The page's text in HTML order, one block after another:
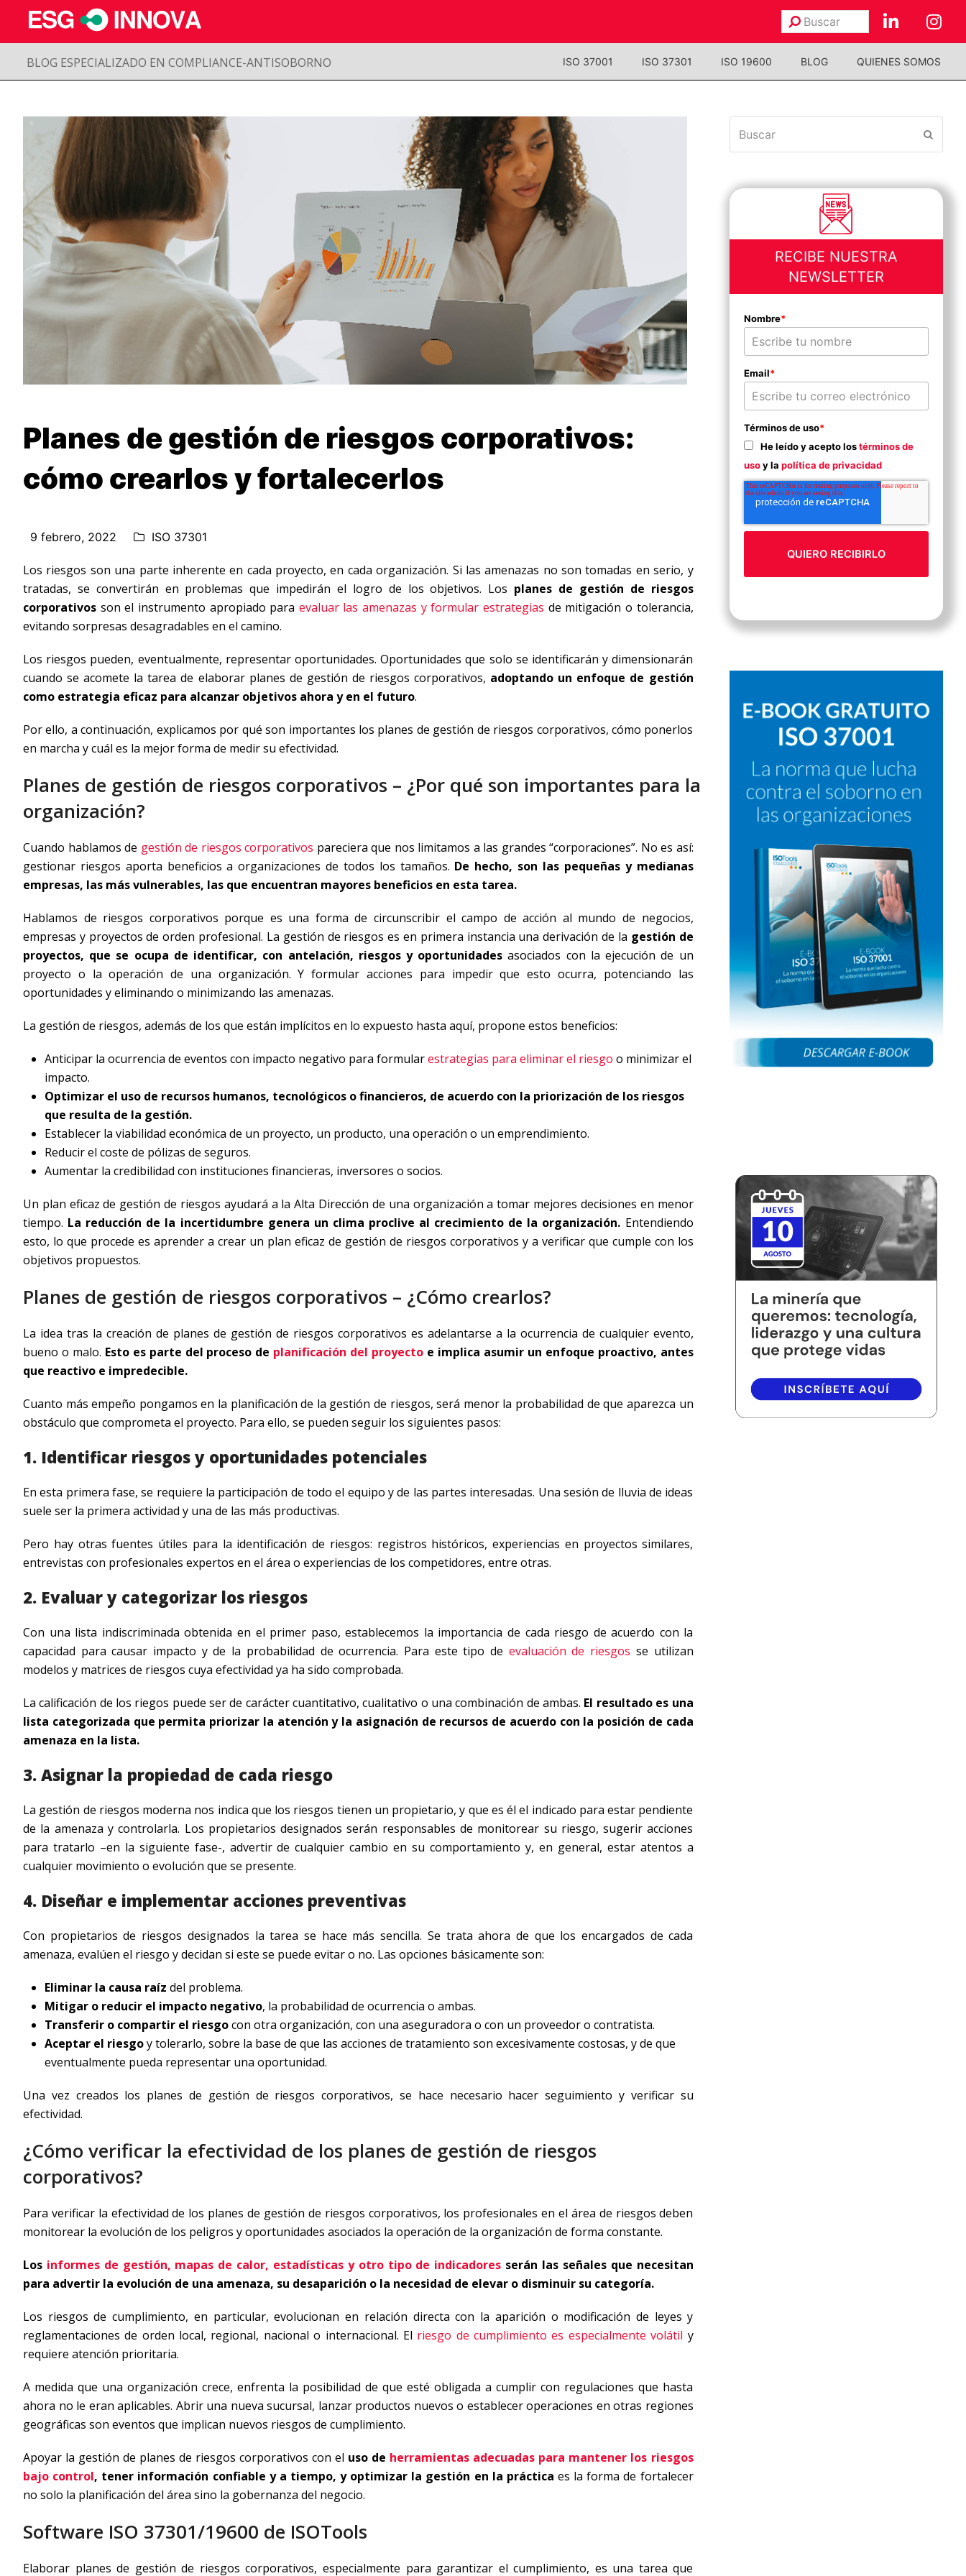
Buscar
BLOG ESPECIALIZADO EN COMPLIANCE-ANTISOBORNO ISO 37001 ISO 37301 ISO 19600 BLOG QUIENES SOMOS
Planes de gestión de riesgos corporativos:
cómo crearlos y fortalecerlos
9 febrero, 2022 ISO 37301
Los riesgos son una parte inherente en cada proyecto, en cada organización. Si las amenazas no son tomadas en serio, y
tratadas, se convertirán en problemas que impedirán el logro de los objetivos. Los planes de gestión de riesgos
corporativos son el instrumento apropiado para evaluar las amenazas y formular estrategias de mitigación o tolerancia,
evitando sorpresas desagradables en el camino.
Los riesgos pueden, eventualmente, representar oportunidades. Oportunidades que solo se identificarán y dimensionarán
cuando se acomete la tarea de elaborar planes de gestión de riesgos corporativos, adoptando un enfoque de gestión
como estrategia eficaz para alcanzar objetivos ahora y en el futuro.
Por ello, a continuación, explicamos por qué son importantes los planes de gestión de riesgos corporativos, cómo ponerlos
en marcha y cuál es la mejor forma de medir su efectividad.
Planes de gestión de riesgos corporativos – ¿Por qué son importantes para la
organización?
Cuando hablamos de gestión de riesgos corporativos pareciera que nos limitamos a las grandes “corporaciones”. No es así:
gestionar riesgos aporta beneficios a organizaciones de todos los tamaños. De hecho, son las pequeñas y medianas
empresas, las más vulnerables, las que encuentran mayores beneficios en esta tarea.
Hablamos de riesgos corporativos porque es una forma de circunscribir el campo de acción al mundo de negocios,
empresas y proyectos de orden profesional. La gestión de riesgos es en primera instancia una derivación de la gestión de
proyectos, que se ocupa de identificar, con antelación, riesgos y oportunidades asociados con la ejecución de un
proyecto o la operación de una organización. Y formular acciones para impedir que esto ocurra, potenciando las
oportunidades y eliminando o minimizando las amenazas.
La gestión de riesgos, además de los que están implícitos en lo expuesto hasta aquí, propone estos beneficios:
Anticipar la ocurrencia de eventos con impacto negativo para formularestrategias para eliminar el riesgo o minimizar el
impacto.
Optimizar el uso de recursos humanos, tecnológicos o financieros, de acuerdo con la priorización de los riesgos
que resulta de la gestión.
Establecer la viabilidad económica de un proyecto, un producto, una operación o un emprendimiento.
Reducir el coste de pólizas de seguros.
Aumentar la credibilidad con instituciones financieras, inversores o socios.
Un plan eficaz de gestión de riesgos ayudará a la Alta Dirección de una organización a tomar mejores decisiones en menor
tiempo. La reducción de la incertidumbre genera un clima proclive al crecimiento de la organización. Entendiendo
esto, lo que procede es aprender a crear un plan eficaz de gestión de riesgos corporativos y a verificar que cumple con los
objetivos propuestos.
Planes de gestión de riesgos corporativos – ¿Cómo crearlos?
La idea tras la creación de planes de gestión de riesgos corporativos es adelantarse a la ocurrencia de cualquier evento,
bueno o malo. Esto es parte del proceso de planificación del proyecto e implica asumir un enfoque proactivo, antes
que reactivo e impredecible.
Cuanto más empeño pongamos en la planificación de la gestión de riesgos, será menor la probabilidad de que aparezca un
obstáculo que comprometa el proyecto. Para ello, se pueden seguir los siguientes pasos:
1. Identificar riesgos y oportunidades potenciales
En esta primera fase, se requiere la participación de todo el equipo y de las partes interesadas. Una sesión de lluvia de ideas
suele ser la primera actividad y una de las más productivas.
Pero hay otras fuentes útiles para la identificación de riesgos: registros históricos, experiencias en proyectos similares,
entrevistas con profesionales expertos en el área o experiencias de los competidores, entre otras.
2. Evaluar y categorizar los riesgos
Con una lista indiscriminada obtenida en el primer paso, establecemos la importancia de cada riesgo de acuerdo con la
capacidad para causar impacto y de la probabilidad de ocurrencia. Para este tipo de evaluación de riesgos se utilizan
modelos y matrices de riesgos cuya efectividad ya ha sido comprobada.
La calificación de los riegos puede ser de carácter cuantitativo, cualitativo o una combinación de ambas. El resultado es una
lista categorizada que permita priorizar la atención y la asignación de recursos de acuerdo con la posición de cada
amenaza en la lista.
3. Asignar la propiedad de cada riesgo
La gestión de riesgos moderna nos indica que los riesgos tienen un propietario, y que es él el indicado para estar pendiente
de la amenaza y controlarla. Los propietarios designados serán responsables de monitorear su riesgo, sugerir acciones
para tratarlo –en la siguiente fase-, advertir de cualquier cambio en su comportamiento y, en general, estar atentos a
cualquier movimiento o evolución que se presente.
4. Diseñar e implementar acciones preventivas
Con propietarios de riesgos designados la tarea se hace más sencilla. Se trata ahora de que los encargados de cada
amenaza, evalúen el riesgo y decidan si este se puede evitar o no. Las opciones básicamente son:
Eliminar la causa raíz del problema.
Mitigar o reducir el impacto negativo, la probabilidad de ocurrencia o ambas.
Transferir o compartir el riesgocon otra organización, con una aseguradora o con un proveedor o contratista.
Aceptar el riesgoy tolerarlo, sobre la base de que las acciones de tratamiento son excesivamente costosas, y de que
eventualmente pueda representar una oportunidad.
Una vez creados los planes de gestión de riesgos corporativos, se hace necesario hacer seguimiento y verificar su
efectividad.
¿Cómo verificar la efectividad de los planes de gestión de riesgos
corporativos?
Para verificar la efectividad de los planes de gestión de riesgos corporativos, los profesionales en el área de riesgos deben
monitorear la evolución de los peligros y oportunidades asociados la operación de la organización de forma constante.
Los informes de gestión, mapas de calor, estadísticas y otro tipo de indicadores serán las señales que necesitan
para advertir la evolución de una amenaza, su desaparición o la necesidad de elevar o disminuir su categoría.
Los riesgos de cumplimiento, en particular, evolucionan en relación directa con la aparición o modificación de leyes y
reglamentaciones de orden local, regional, nacional o internacional. El riesgo de cumplimiento es especialmente volátil y
requiere atención prioritaria.
A medida que una organización crece, enfrenta la posibilidad de que esté obligada a cumplir con regulaciones que hasta
ahora no le eran aplicables. Abrir una nueva sucursal, lanzar productos nuevos o establecer operaciones en otras regiones
geográficas son eventos que implican nuevos riesgos de cumplimiento.
Apoyar la gestión de planes de riesgos corporativos con el uso de herramientas adecuadas para mantener los riesgos
bajo control, tener información confiable y a tiempo, y optimizar la gestión en la práctica es la forma de fortalecer
no solo la planificación del área sino la gobernanza del negocio.
Software ISO 37301/19600 de ISOTools
Elaborar planes de gestión de riesgos corporativos, especialmente para garantizar el cumplimiento, es una tarea que
RECIBE NUESTRA
NEWSLETTER
Nombre*
Email*
Términos de uso*
He leído y acepto lostérminos de
usoy la política de privacidad